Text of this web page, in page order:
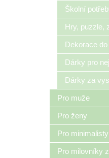
Školní
Hry, puzzle,
Dekorace
Dárky pro
Dárky za
Pro muže
Pro ženy
Pro minimalisty
Pro milovníky